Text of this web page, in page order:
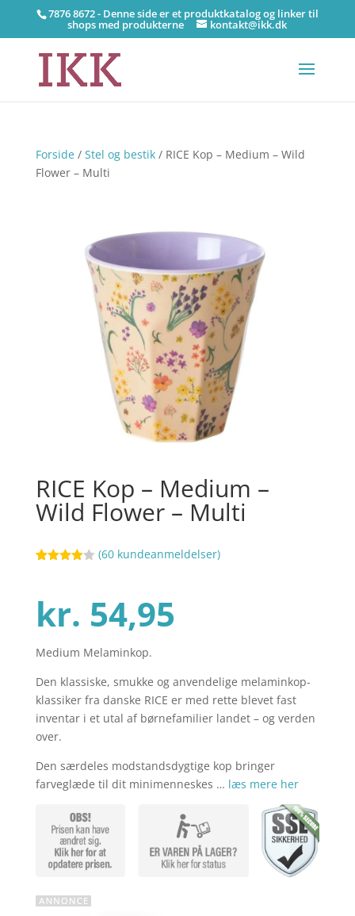
7876 8672 - Denne side er et produktkatalog og linker til
shops med produkterne kontakt@ikk.dk
Forside/ Stel og bestik/ RICE Kop – Medium – Wild
Flower – Multi
RICE Kop – Medium –
Wild Flower – Multi
baseret
på
kundebed
er
(60 kundeanmeldelser)
kr. 54,95
Medium Melaminkop.
Den klassiske, smukke og anvendelige melaminkop-
klassiker fra danske RICE er med rette blevet fast
inventar i et utal af børnefamilier landet – og verden
over.
Den særdeles modstandsdygtige kop bringer
farveglæde til dit minimenneskes … læs mere her